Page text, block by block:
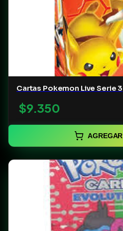
Cartas Pokemon Live Serie 3
$9.350
AGREGAR